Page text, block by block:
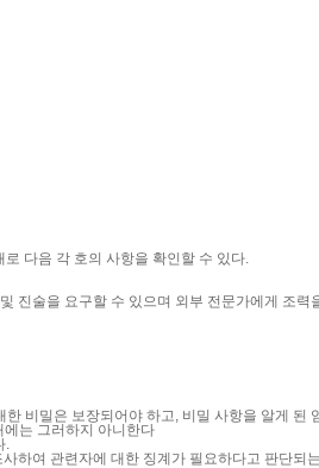
다음 각 호의 사항을 확인할 수 있다.
진술을 요구할 수 있으며 외부 전문가에게 조력
비밀은 보장되어야 하고, 비밀 사항을 알게
는 그러하지 아니한다
여 관련자에 대한 징계가 필요하다고 판단되